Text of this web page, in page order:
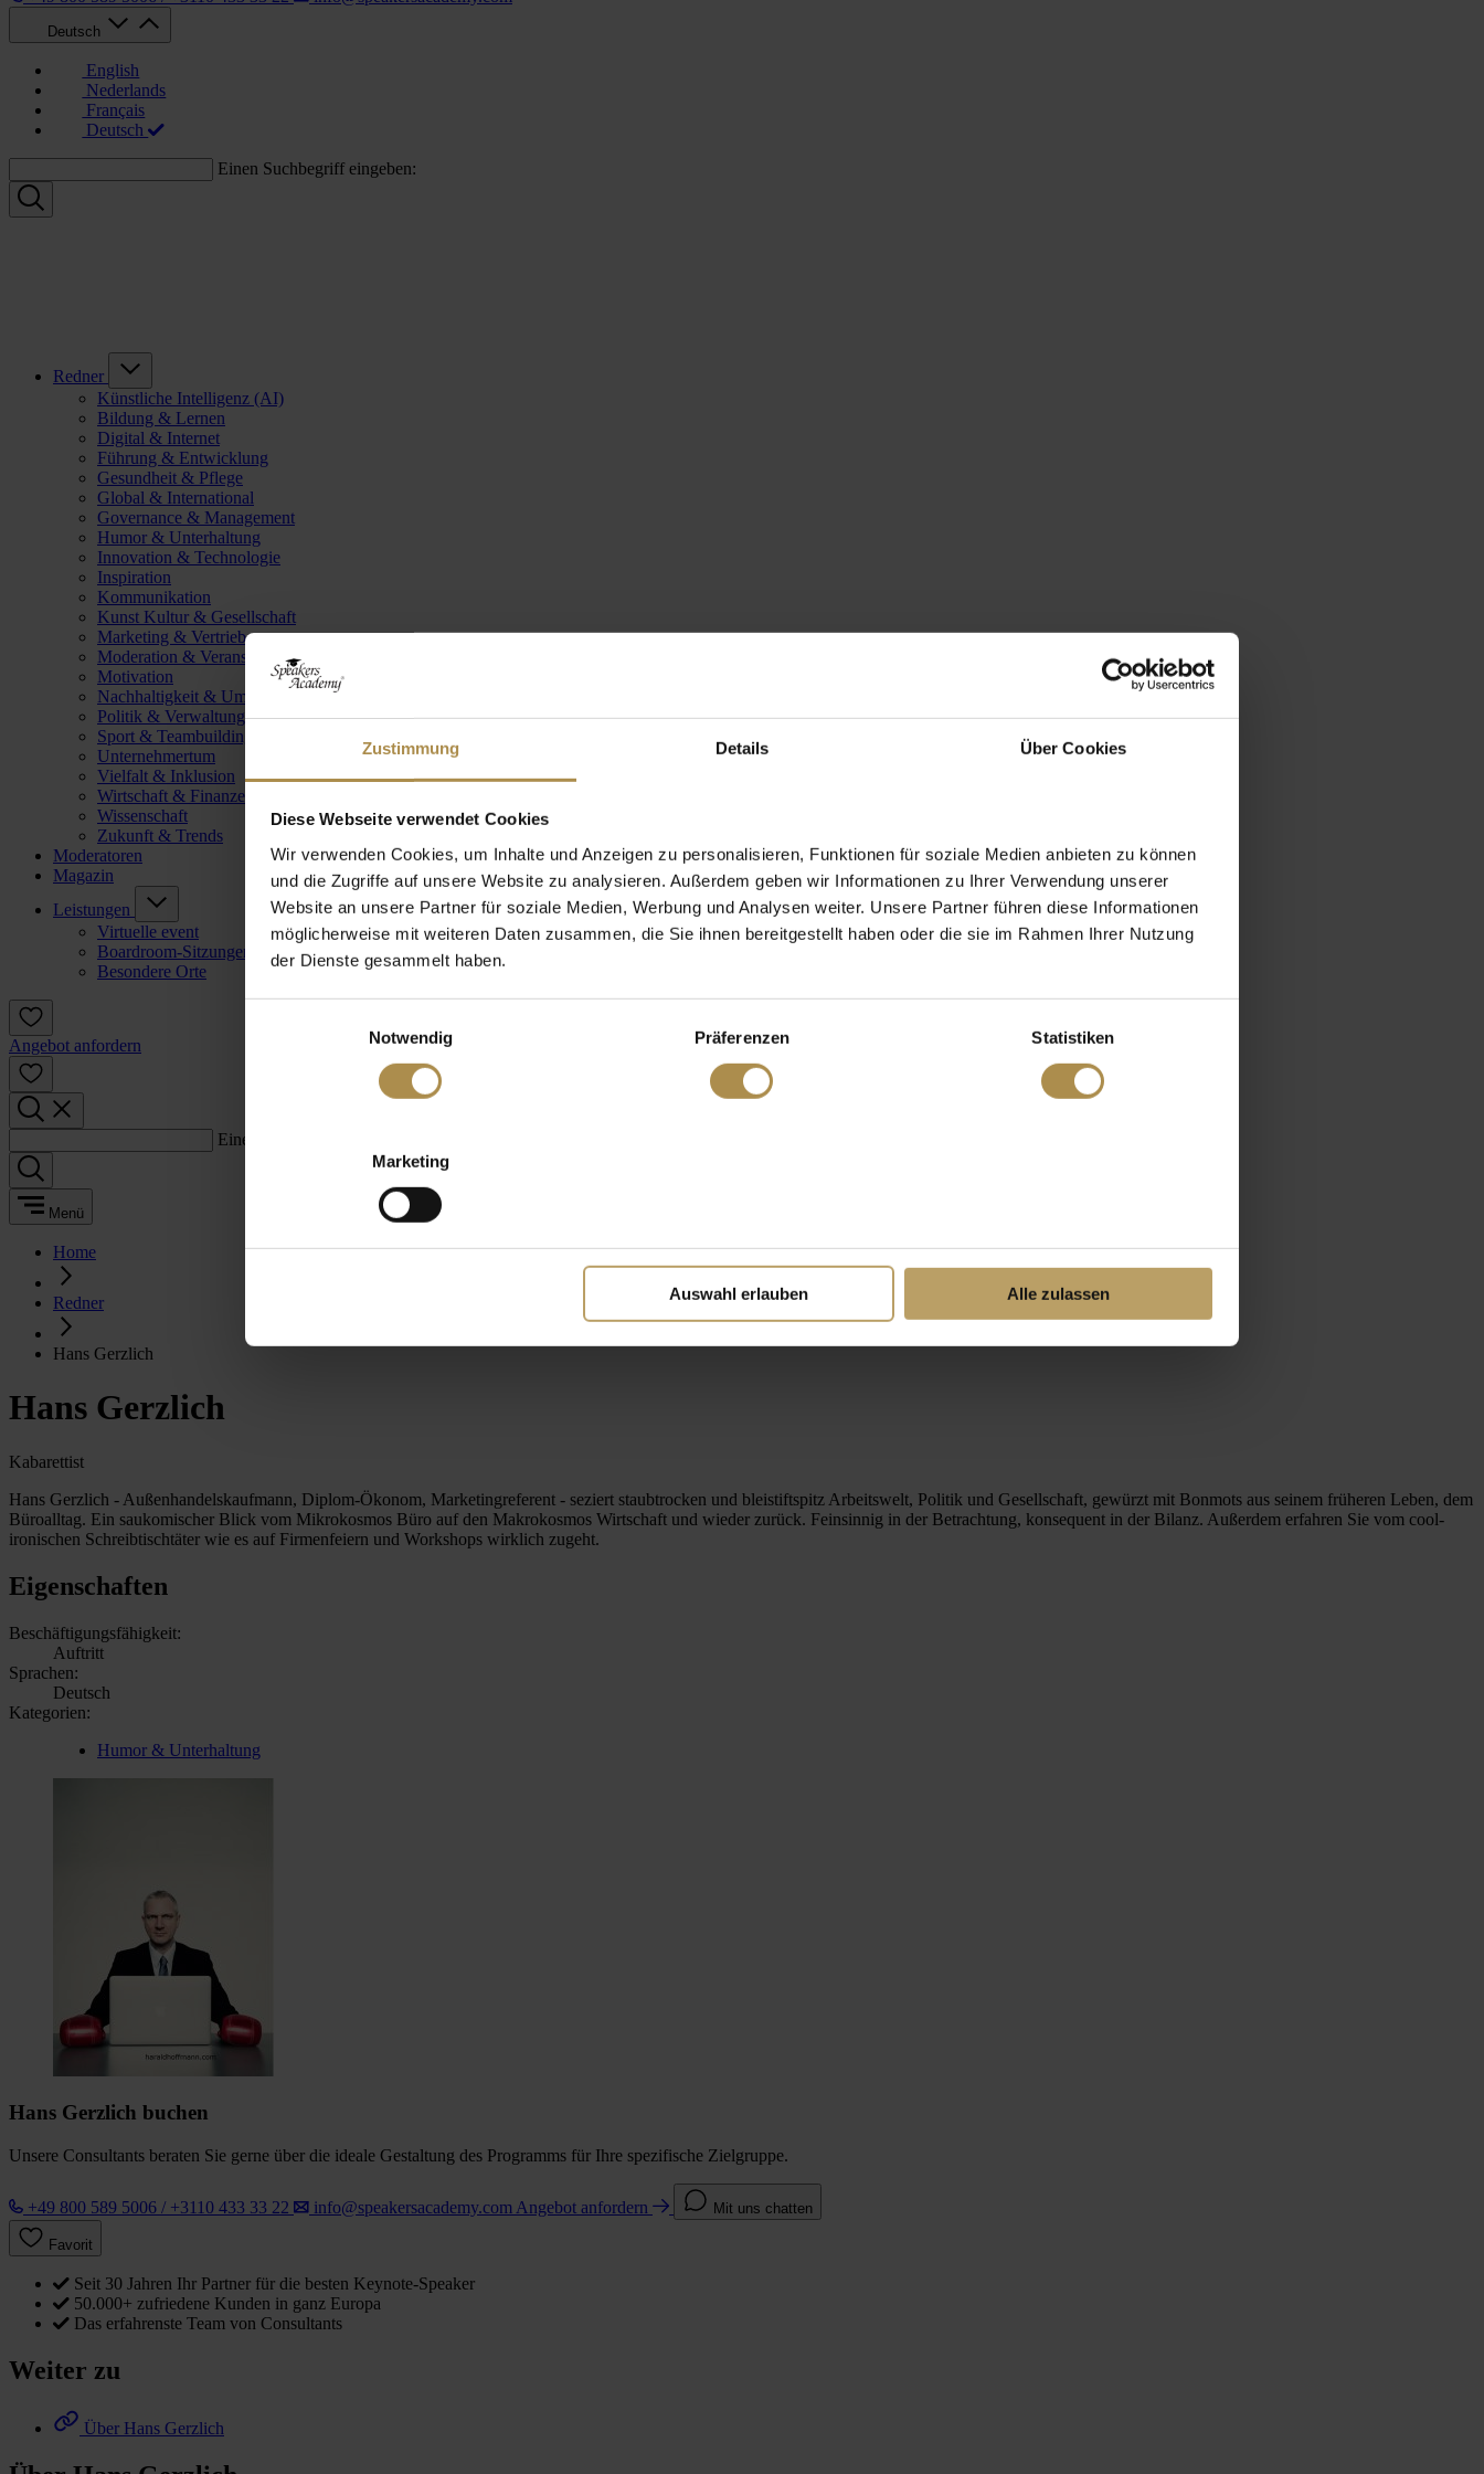
Zustimmung Details Über Cookies
Diese Webseite verwendet Cookies
Wir verwenden Cookies, um Inhalte und Anzeigen zu personalisieren, Funktionen für soziale Medien anbieten zu können
und die Zugriffe auf unsere Website zu analysieren. Außerdem geben wir Informationen zu Ihrer Verwendung unserer
Website an unsere Partner für soziale Medien, Werbung und Analysen weiter. Unsere Partner führen diese Informationen
möglicherweise mit weiteren Daten zusammen, die Sie ihnen bereitgestellt haben oder die sie im Rahmen Ihrer Nutzung
der Dienste gesammelt haben.
Notwendig
Präferenzen Statistiken
Marketing
Auswahl erlauben Alle zulassen
Deutsch
English
Nederlands
Français
Deutsch
Einen Suchbegriff eingeben:
Redner
Künstliche Intelligenz (AI)
Bildung & Lernen
Digital & Internet
Führung & Entwicklung
Gesundheit & Pflege
Global & International
Governance & Management
Humor & Unterhaltung
Innovation & Technologie
Inspiration
Kommunikation
Kunst Kultur & Gesellschaft
Marketing & Vertrieb
Moderation & Veranstaltungsleitung
Motivation
Nachhaltigkeit & Umwelt
Politik & Verwaltung
Sport & Teambuilding
Unternehmertum
Vielfalt & Inklusion
Wirtschaft & Finanzen
Wissenschaft
Zukunft & Trends
Moderatoren
Magazin
Leistungen
Virtuelle event
Boardroom-Sitzungen
Besondere Orte
Angebot anfordern
Einen Suchbegriff eingeben:
Menü
Home
Redner
Hans Gerzlich
Hans Gerzlich
Kabarettist
Hans Gerzlich - Außenhandelskaufmann, Diplom-Ökonom, Marketingreferent - seziert staubtrocken und bleistiftspitz Arbeitswelt, Politik und Gesellschaft, gewürzt mit Bonmots aus seinem früheren Leben, dem
Büroalltag. Ein saukomischer Blick vom Mikrokosmos Büro auf den Makrokosmos Wirtschaft und wieder zurück. Feinsinnig in der Betrachtung, konsequent in der Bilanz. Außerdem erfahren Sie vom cool-
ironischen Schreibtischtäter wie es auf Firmenfeiern und Workshops wirklich zugeht.
Eigenschaften
Beschäftigungsfähigkeit:
Auftritt
Sprachen:
Deutsch
Kategorien:
Humor & Unterhaltung
Hans Gerzlich buchen
Unsere Consultants beraten Sie gerne über die ideale Gestaltung des Programms für Ihre spezifische Zielgruppe.
+49 800 589 5006 / +3110 433 33 22 info@speakersacademy.com Angebot anfordern Mit uns chatten
Favorit
Seit 30 Jahren Ihr Partner für die besten Keynote-Speaker
50.000+ zufriedene Kunden in ganz Europa
Das erfahrenste Team von Consultants
Weiter zu
Über Hans Gerzlich